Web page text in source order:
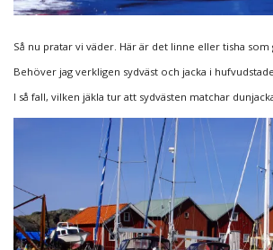
Så nu pratar vi väder. Här är det linne eller tisha som
Behöver jag verkligen sydväst och jacka i
I så fall, vilken jäkla tur att sydvästen matchar